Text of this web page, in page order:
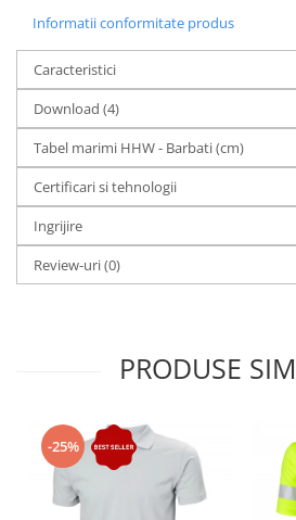
Informatii conformitate produs
Caracteristici
Download (4)
Tabel marimi HHW - Barbati (cm)
Certificari si tehnologii
Ingrijire
Review-uri(0)
PRODUSE
-25%